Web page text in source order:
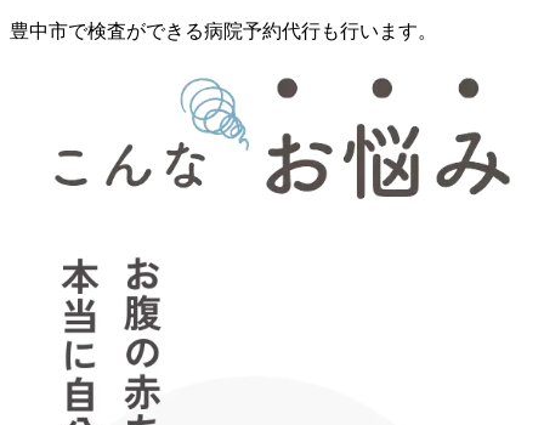
豊中市で検査ができる病院予約代行も行います。